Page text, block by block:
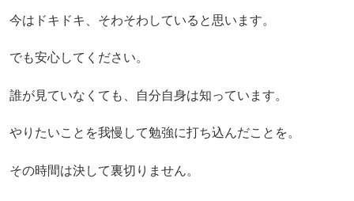
今はドキドキ、そわそわしていると思います。
でも安心してください。
誰が見ていなくても、自分自身は知っています。
やりたいことを我慢して勉強に打ち込んだことを。
その時間は決して裏切りません。